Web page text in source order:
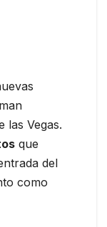
las Vegas.
que
del
como